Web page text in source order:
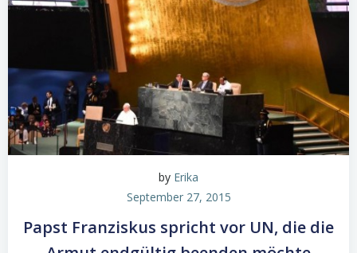
by Erika
September 27, 2015
Papst Franziskus spricht vor UN, die die